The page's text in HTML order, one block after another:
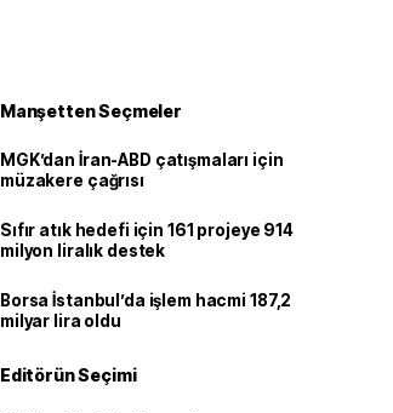
Manşetten Seçmeler
MGK’dan İran-ABD çatışmaları için
müzakere çağrısı
Sıfır atık hedefi için 161 projeye 914
milyon liralık destek
Borsa İstanbul’da işlem hacmi 187,2
milyar lira oldu
Editörün Seçimi